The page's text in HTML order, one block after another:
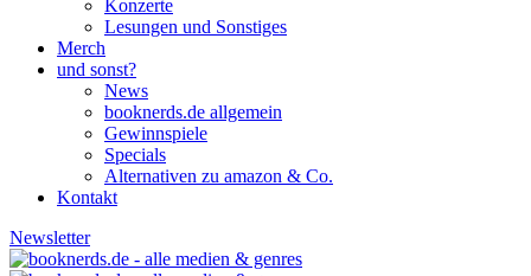
Konzerte
Lesungen und Sonstiges
Merch
und sonst?
News
booknerds.de allgemein
Gewinnspiele
Specials
Alternativen zu amazon & Co.
Kontakt
Newsletter